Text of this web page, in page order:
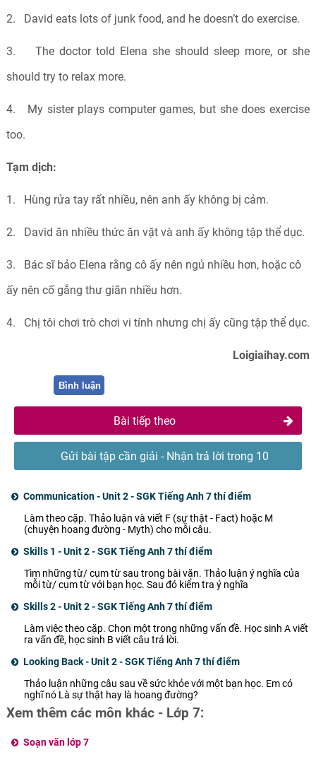
2. David eats lots of junk food, and he doesn’t do exercise.
3. The doctor told Elena she should sleep more, or she
should try to relax more.
4. My sister plays computer games, but she does exercise
too.
Tạm dịch:
1. Hùng rửa tay rất nhiều, nên anh ấy không bị cảm.
2. David ăn nhiều thức ăn vặt và anh ấy không tập thể dục.
3. Bác sĩ bảo Elena rằng cô ấy nên ngủ nhiều hơn, hoặc cô
ấy nên cố gắng thư giãn nhiều hơn.
4. Chị tôi chơi trò chơi vi tính nhưng chị ấy cũng tập thể dục.
Loigiaihay.com
Bình luận
Bài tiếp theo
Gửi bài tập cần giải - Nhận trả lời trong 10
Communication - Unit 2 - SGK Tiếng Anh 7 thí điểm
Làm theo cặp. Thảo luận và viết F (sự thật - Fact) hoặc M
(chuyện hoang đường - Myth) cho mỗi câu.
Skills 1 - Unit 2 - SGK Tiếng Anh 7 thí điểm
Tìm những từ/ cụm từ sau trong bài văn. Thảo luận ý nghĩa của
mỗi từ/ cụm từ với bạn học. Sau đó kiểm tra ý nghĩa
Skills 2 - Unit 2 - SGK Tiếng Anh 7 thí điểm
Làm việc theo cặp. Chọn một trong những vấn đề. Học sinh A viết
ra vấn đề, học sinh B viết câu trả lời.
Looking Back - Unit 2 - SGK Tiếng Anh 7 thí điểm
Thảo luận những câu sau về sức khỏe với một bạn học. Em có
nghĩ nó Là sự thật hay là hoang đường?
Xem thêm các môn khác - Lớp 7:
Soạn văn lớp 7